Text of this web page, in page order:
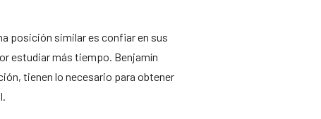
posición similar es confiar en sus
estudiar más tiempo. Benjamín
tienen lo necesario para obtener